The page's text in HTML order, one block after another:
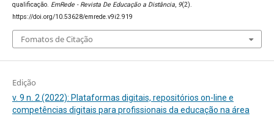
qualificação. EmRede - Revista De Educação a Distância, 9(2).
https://doi.org/10.53628/emrede.v9i2.919
Fomatos de Citação
Edição
v. 9 n. 2 (2022): Plataformas digitais, repositórios on-line e
competências digitais para profissionais da educação na área